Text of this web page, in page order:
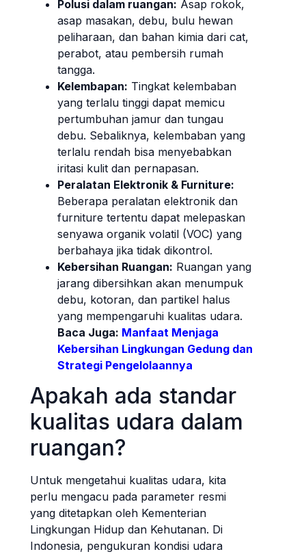
Polusi dalam ruangan: Asap rokok,
asap masakan, debu, bulu hewan
peliharaan, dan bahan kimia dari cat,
perabot, atau pembersih rumah
tangga.
Kelembapan: Tingkat kelembaban
yang terlalu tinggi dapat memicu
pertumbuhan jamur dan tungau
debu. Sebaliknya, kelembaban yang
terlalu rendah bisa menyebabkan
iritasi kulit dan pernapasan.
Peralatan Elektronik & Furniture:
Beberapa peralatan elektronik dan
furniture tertentu dapat melepaskan
senyawa organik volatil (VOC) yang
berbahaya jika tidak dikontrol.
Kebersihan Ruangan: Ruangan yang
jarang dibersihkan akan menumpuk
debu, kotoran, dan partikel halus
yang mempengaruhi kualitas udara.
Baca Juga: Manfaat Menjaga
Kebersihan Lingkungan Gedung dan
Strategi Pengelolaannya
Apakah ada standar
kualitas udara dalam
ruangan?
Untuk mengetahui kualitas udara, kita
perlu mengacu pada parameter resmi
yang ditetapkan oleh Kementerian
Lingkungan Hidup dan Kehutanan. Di
Indonesia, pengukuran kondisi udara